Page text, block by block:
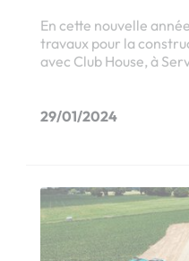
En cette nouvelle
travaux pour la
avec Club House, à
29/01/2024